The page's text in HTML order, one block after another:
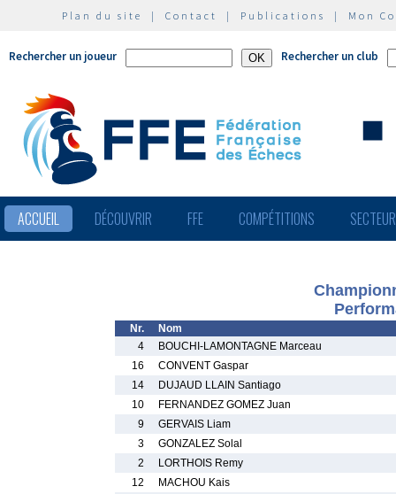
Plan du site | Contact | Publications | Mon
Rechercher un joueur Rechercher un club
ACCUEIL DÉCOUVRIR FFE COMPÉTITIONS
Nr.
Nom
4
BOUCHI-LAMONTAGNE Marceau
16
CONVENT Gaspar
14
DUJAUD LLAIN Santiago
10
FERNANDEZ GOMEZ Juan
9
GERVAIS Liam
3
GONZALEZ Solal
2
LORTHOIS Remy
12
MACHOU Kais